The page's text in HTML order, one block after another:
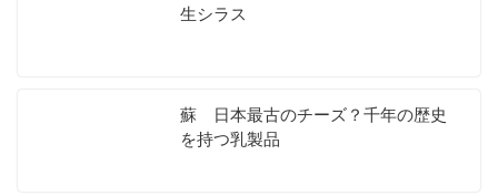
生シラス
蘇 日本最古のチーズ？千年の歴史
を持つ乳製品